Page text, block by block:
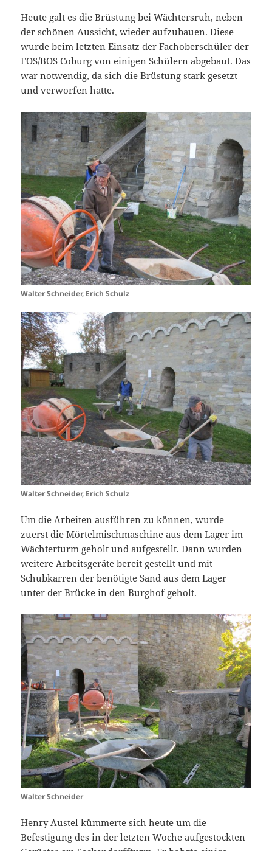
Heute galt es die Brüstung bei Wächtersruh, neben
der schönen Aussicht, wieder aufzubauen. Diese
wurde beim letzten Einsatz der Fachoberschüler der
FOS/BOS Coburg von einigen Schülern abgebaut. Das
war notwendig, da sich die Brüstung stark gesetzt
und verworfen hatte.
Walter Schneider, Erich Schulz
Walter Schneider, Erich Schulz
Um die Arbeiten ausführen zu können, wurde
zuerst die Mörtelmischmaschine aus dem Lager im
Wächterturm geholt und aufgestellt. Dann wurden
weitere Arbeitsgeräte bereit gestellt und mit
Schubkarren der benötigte Sand aus dem Lager
unter der Brücke in den Burghof geholt.
Walter Schneider
Henry Austel kümmerte sich heute um die
Befestigung des in der letzten Woche aufgestockten